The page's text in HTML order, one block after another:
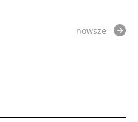
nowsze